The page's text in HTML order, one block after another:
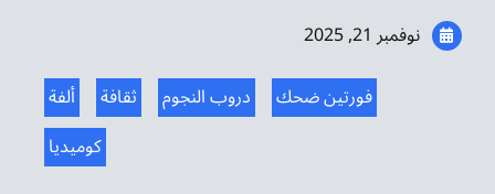
تواصل معنا
نوفمبر 21, 2025
ألفة
ثقافة دروب النجوم
فورتين ضحك
كوميديا